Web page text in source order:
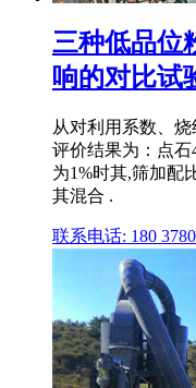
三种低品位
响的对比试
从对利用系数、
评价结果为：点石
为1%时其,筛加配
其混合 .
联系电话: 180 3780